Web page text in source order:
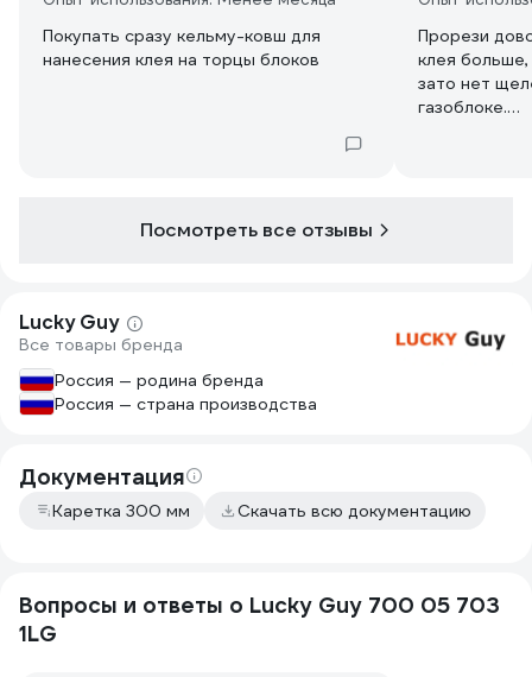
Покупать сразу кельму-ковш для
нанесения клея на торцы блоков
Прорези
клея
зато нет
газоблоке.
Посмотреть все отзывы
Lucky Guy
Все товары бренда
Россия — родина бренда
Россия — страна производства
Документация
Каретка 300 мм Скачать всю документацию
Вопросы и ответы о Lucky Guy 700 05 703
1LG